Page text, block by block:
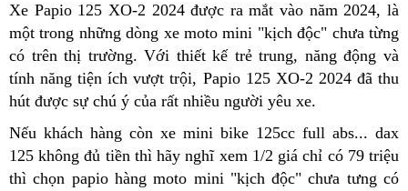
Xe Papio 125 XO-2 2024 được ra mắt vào năm 2024, là
một trong những dòng xe moto mini "kịch độc" chưa từng
có trên thị trường. Với thiết kế trẻ trung, năng động và
tính năng tiện ích vượt trội, Papio 125 XO-2 2024 đã thu
hút được sự chú ý của rất nhiều người yêu xe.
Nếu khách hàng còn xe mini bike 125cc full abs... dax
125 không đủ tiền thì hãy nghĩ xem 1/2 giá chỉ có 79 triệu
thì chọn papio hàng moto mini "kịch độc" chưa tưng có